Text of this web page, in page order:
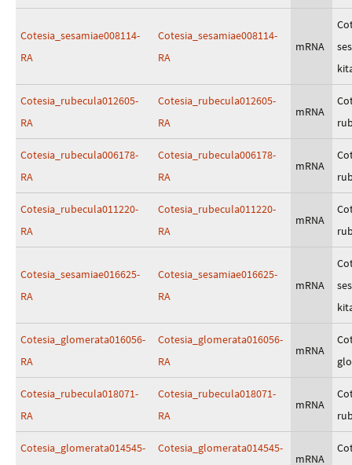
Cotesia_sesamiae008114-
RA
Cotesia_sesamiae008114-
RA
mRNA
Cotesia_rubecula012605-
RA
Cotesia_rubecula012605-
RA
mRNA
Cotesia_rubecula006178-
RA
Cotesia_rubecula006178-
RA
mRNA
Cotesia_rubecula011220-
RA
Cotesia_rubecula011220-
RA
mRNA
Cotesia_sesamiae016625-
RA
Cotesia_sesamiae016625-
RA
mRNA
Cotesia_glomerata016056-
RA
Cotesia_glomerata016056-
RA
mRNA
Cotesia_rubecula018071-
RA
Cotesia_rubecula018071-
RA
mRNA
Cotesia_glomerata014545-
Cotesia_glomerata014545-
mRNA